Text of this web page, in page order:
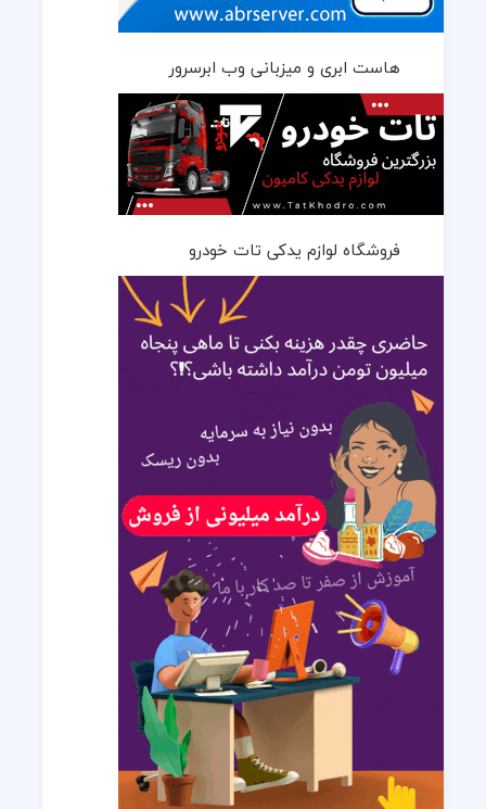
هاست ابری و میزبانی وب ابرسرور
فروشگاه لوازم یدکی تات خودرو